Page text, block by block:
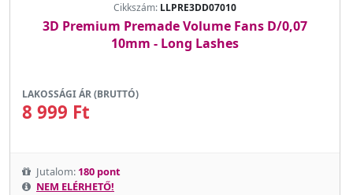
Cikkszám: LLPRE3DD07010
3D Premium Premade Volume Fans D/0,07
10mm - Long Lashes
LAKOSSÁGI ÁR (BRUTTÓ)
8 999 Ft
Jutalom: 180 pont
NEM ELÉRHETŐ!